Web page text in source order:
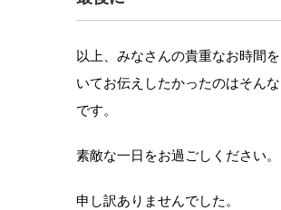
以上、みなさんの貴重なお時間
いてお伝えしたかったのはそん
です。
素敵な一日をお過ごしください。
申し訳ありませんでした。